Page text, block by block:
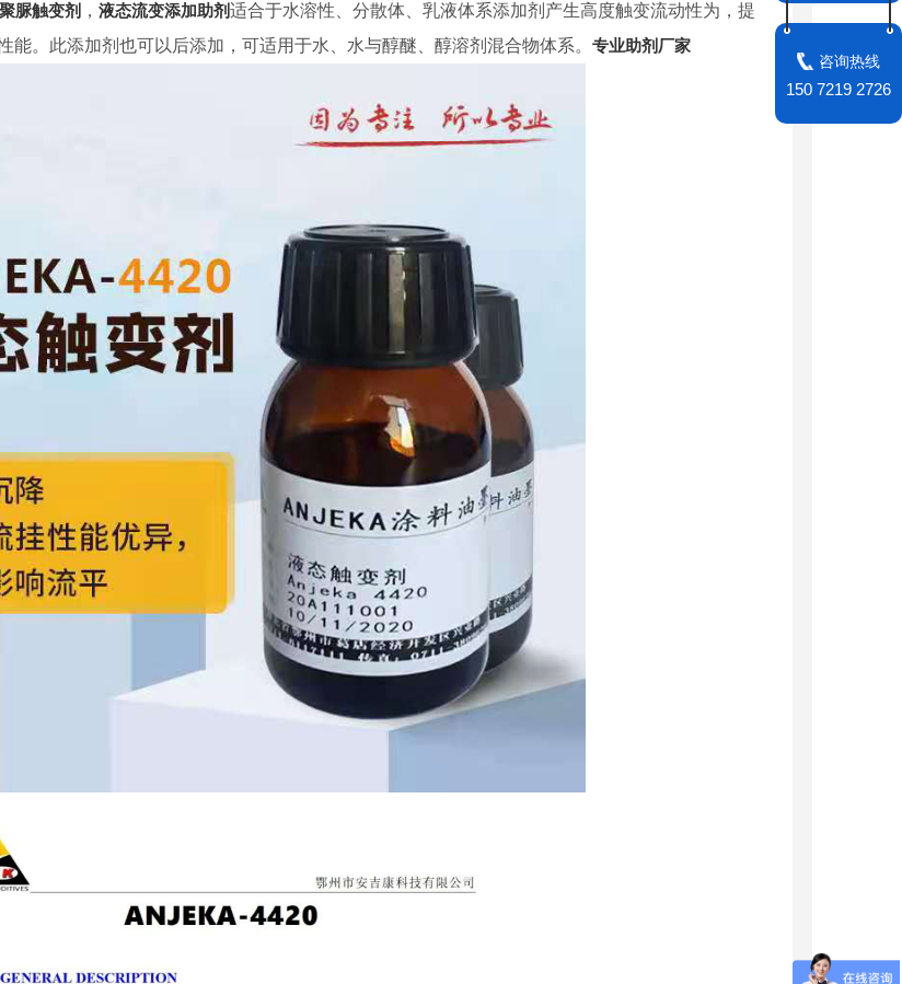
脲触变剂 ， 液态流变添加助剂适合于水溶性、分散体、乳液体系添加剂产生高度触变流动性为，提
能。此添加剂也可以后添加，可适用于水、水与醇醚、醇溶剂混合物体系。 专业助剂厂家
咨询热线
150 7219 2726